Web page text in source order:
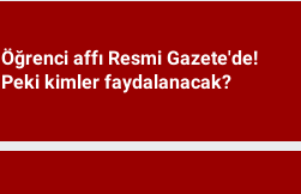
Öğrenci affı Resmi Gazete'de!
Peki kimler faydalanacak?